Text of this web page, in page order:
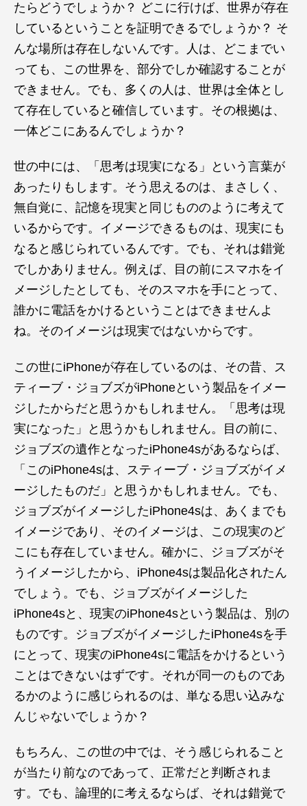
たらどうでしょうか？ どこに行けば、世界が存在
しているということを証明できるでしょうか？ そ
んな場所は存在しないんです。人は、どこまでい
っても、この世界を、部分でしか確認することが
できません。でも、多くの人は、世界は全体とし
て存在していると確信しています。その根拠は、
一体どこにあるんでしょうか？
世の中には、「思考は現実になる」という言葉が
あったりもします。そう思えるのは、まさしく、
無自覚に、記憶を現実と同じもののように考えて
いるからです。イメージできるものは、現実にも
なると感じられているんです。でも、それは錯覚
でしかありません。例えば、目の前にスマホをイ
メージしたとしても、そのスマホを手にとって、
誰かに電話をかけるということはできませんよ
ね。そのイメージは現実ではないからです。
この世にiPhoneが存在しているのは、その昔、ス
ティーブ・ジョブズがiPhoneという製品をイメー
ジしたからだと思うかもしれません。「思考は現
実になった」と思うかもしれません。目の前に、
ジョブズの遺作となったiPhone4sがあるならば、
「このiPhone4sは、スティーブ・ジョブズがイメ
ージしたものだ」と思うかもしれません。でも、
ジョブズがイメージしたiPhone4sは、あくまでも
イメージであり、そのイメージは、この現実のど
こにも存在していません。確かに、ジョブズがそ
うイメージしたから、iPhone4sは製品化されたん
でしょう。でも、ジョブズがイメージした
iPhone4sと、現実のiPhone4sという製品は、別の
ものです。ジョブズがイメージしたiPhone4sを手
にとって、現実のiPhone4sに電話をかけるという
ことはできないはずです。それが同一のものであ
るかのように感じられるのは、単なる思い込みな
んじゃないでしょうか？
もちろん、この世の中では、そう感じられること
が当たり前なのであって、正常だと判断されま
す。でも、論理的に考えるならば、それは錯覚で